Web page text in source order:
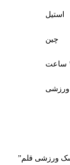
استیل
چین
ورزشی
ورزشی قلم”